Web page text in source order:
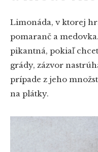
Limonáda, v ktorej
pomaranč a
pikantná, pokiaľ
grády, zázvor
prípade z jeho
na plátky.